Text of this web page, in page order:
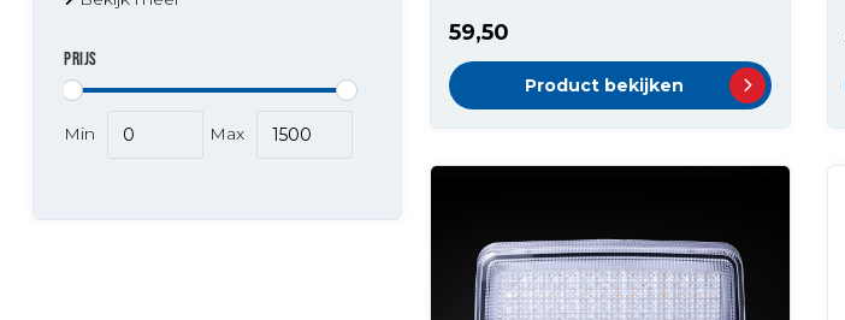
PRIJS
Min Max
59,50
Product bekijken